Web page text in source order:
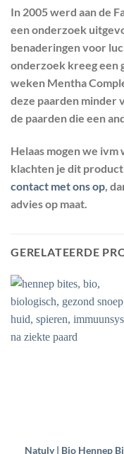
In 2005 werd aan de
een onderzoek
benaderingen voor
onderzoek kreeg een
weken Mentha
deze paarden minder
de paarden die een
Helaas mogen we
klachten je dit
contact met ons op,
advies op maat.
GERELATEERDE
Natuly | Bio Hennep